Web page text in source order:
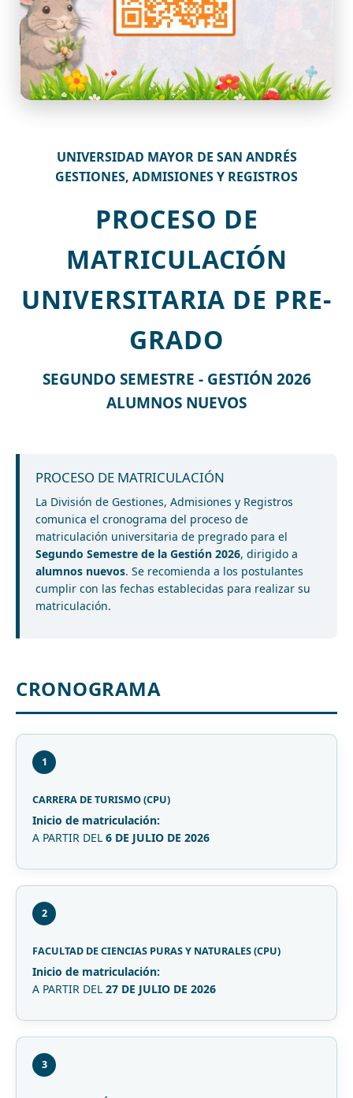
UNIVERSIDAD MAYOR DE SAN ANDRÉS
GESTIONES, ADMISIONES Y REGISTROS
PROCESO DE
MATRICULACIÓN
UNIVERSITARIA DE PRE-
GRADO
SEGUNDO SEMESTRE - GESTIÓN 2026
ALUMNOS NUEVOS
PROCESO DE MATRICULACIÓN
La División de Gestiones, Admisiones y Registros
comunica el cronograma del proceso de
matriculación universitaria de pregrado para el
Segundo Semestre de la Gestión 2026, dirigido a
alumnos nuevos. Se recomienda a los postulantes
cumplir con las fechas establecidas para realizar su
matriculación.
CRONOGRAMA
1
CARRERA DE TURISMO (CPU)
Inicio de matriculación:
A PARTIR DEL 6 DE JULIO DE 2026
2
FACULTAD DE CIENCIAS PURAS Y NATURALES (CPU)
Inicio de matriculación:
A PARTIR DEL 27 DE JULIO DE 2026
3